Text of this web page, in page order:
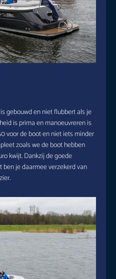
gebouwd en niet flubbert als je
is prima en manoeuvreren is
voor de boot en niet iets minder
zoals we de boot hebben
kwijt. Dankzij de goede
je daarmee verzekerd van